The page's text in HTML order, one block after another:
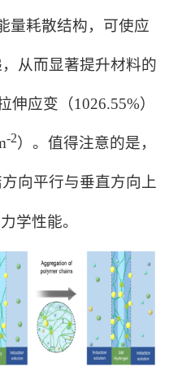
量耗散结构，可使应
从而显著提升材料的
伸应变（1026.55%）
-2）。值得注意的是，
向平行与垂直方向上
学性能。